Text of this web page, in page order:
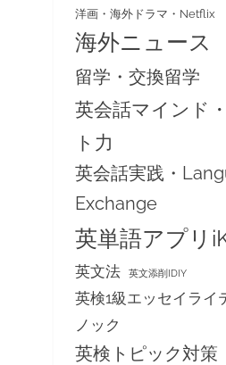
洋画・海外ドラマ・Netflix
海外ニュース
留学・交換留学
英会話マインド
ト力
英会話実践・
Exchange
英単語アプリ
英文法 英文添削IDIY
英検1級エッセイライ
ノック
英検トピック対策